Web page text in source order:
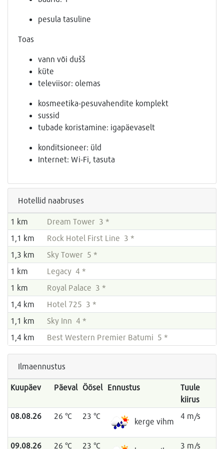
pesula tasuline
Toas
vann või dušš
küte
televiisor: olemas
kosmeetika-pesuvahendite komplekt
sussid
tubade koristamine: igapäevaselt
konditsioneer: üld
Internet: Wi-Fi, tasuta
Hotellid naabruses
1 km
Dream Tower 3 *
1,1 km
Rock Hotel First Line 3 *
1,3 km
Sky Tower 5 *
1 km
Legacy 4 *
1 km
Royal Palace 3 *
1,4 km
Hotel 725 3 *
1,1 km
Sky Inn 4 *
1,4 km
Best Western Premier Batumi 5 *
Ilmaennustus
Kuupäev Päeval Öösel Ennustus
Tuule
kiirus
08.08.26
26 °C 23 °C
kerge vihm
4 m/s
09.08.26 26 °C 23 °C 3 m/s